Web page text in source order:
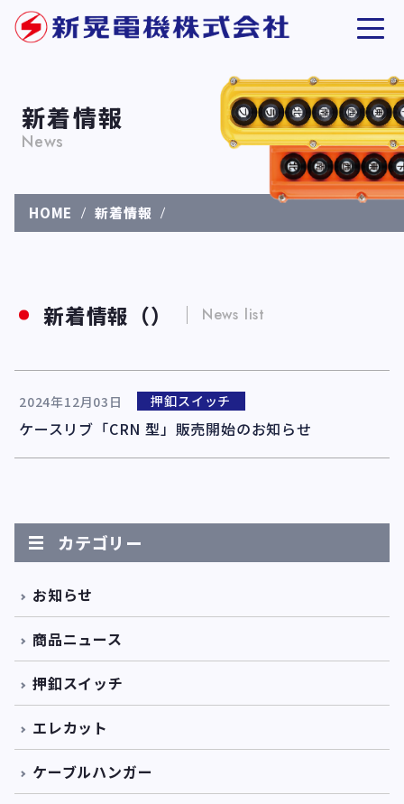
新着情報
News
HOME 新着情報
新着情報（） News list
2024年12月03日 押釦スイッチ
ケースリブ「CRN 型」販売開始のお知らせ
カテゴリー
お知らせ
商品ニュース
押釦スイッチ
エレカット
ケーブルハンガー